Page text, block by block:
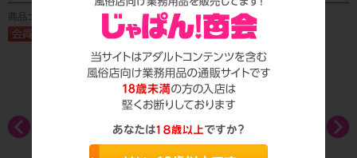
商品コード：T_1257